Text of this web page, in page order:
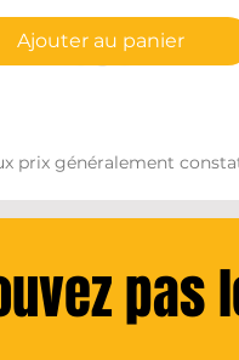
Ajouter au panier
prix généralement